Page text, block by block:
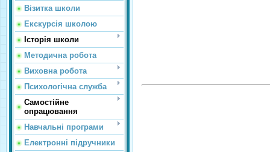
Візитка школи
Екскурсія школою
Історія школи
Методична робота
Виховна робота
Психологічна служба
Самостійне
опрацювання
Навчальні програми
Електронні підручники